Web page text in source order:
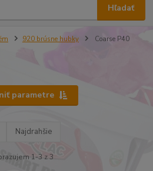
Hľadať
920 brúsne hubky Coarse P40
parametre
Najdrahšie
1-3 z 3